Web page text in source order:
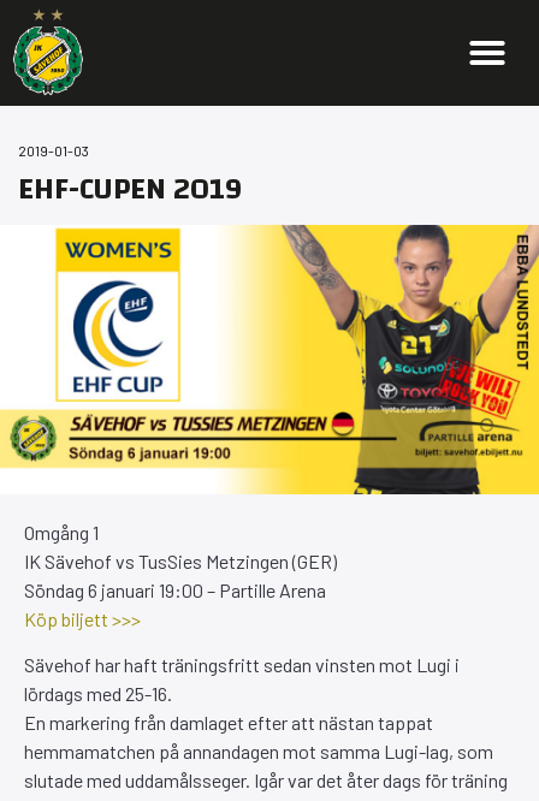
2019-01-03
EHF-CUPEN 2019
Omgång 1
IK Sävehof vs TusSies Metzingen (GER)
Söndag 6 januari 19:00 – Partille Arena
Köp biljett >>>
Sävehof har haft träningsfritt sedan vinsten mot Lugi i
lördags med 25-16.
En markering från damlaget efter att nästan tappat
hemmamatchen på annandagen mot samma Lugi-lag, som
slutade med uddamålsseger. Igår var det åter dags för träning